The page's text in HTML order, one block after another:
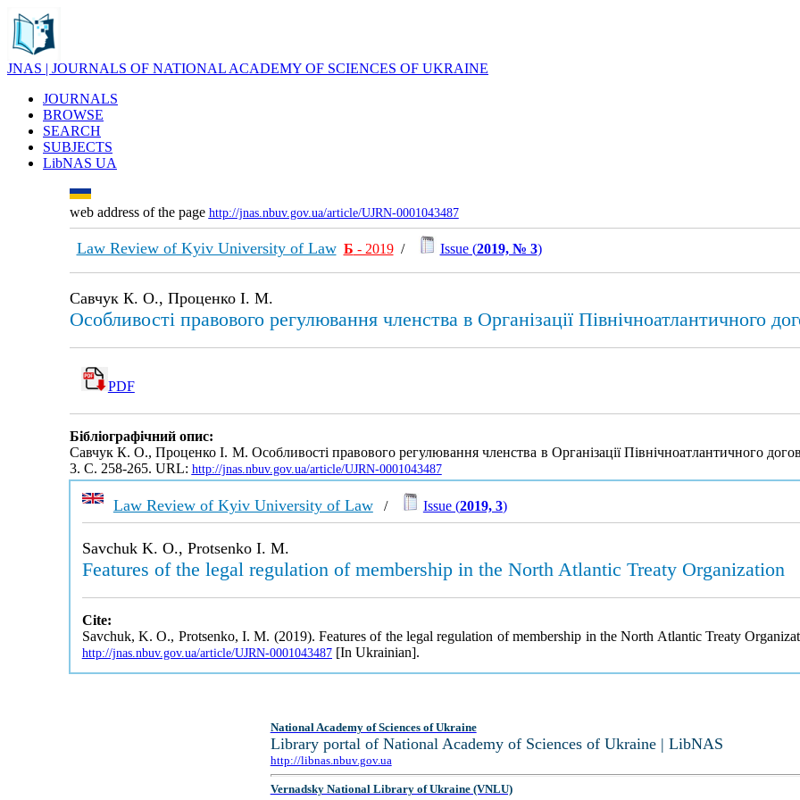
JNAS | JOURNALS OF NATIONAL ACADEMY OF SCIENCES OF UKRAINE
JOURNALS
BROWSE
SEARCH
SUBJECTS
LibNAS UA
web address of the page http://jnas.nbuv.gov.ua/article/UJRN-0001043487
Law Review of Kyiv University of Law Б - 2019/ Issue (2019, № 3)
Савчук К. О., Проценко І. М.
Особливості правового регулювання членства в Організації Північноатлантичного
PDF
Бібліографічний опис:
Савчук К. О., Проценко І. М. Особливості правового регулювання членства в Організації Північноатлантичного
3. С. 258-265. URL: http://jnas.nbuv.gov.ua/article/UJRN-0001043487
Law Review of Kyiv University of Law/ Issue (2019, 3)
Savchuk K. O., Protsenko I. M.
Features of the legal regulation of membership in the North Atlantic Treaty Organization
Cite:
Savchuk, K. O., Protsenko, I. M. (2019). Features of the legal regulation of membership in the North Atlantic Treaty
http://jnas.nbuv.gov.ua/article/UJRN-0001043487[In Ukrainian].
National Academy of Sciences of Ukraine
Library portal of National Academy of Sciences of Ukraine | LibNAS
http://libnas.nbuv.gov.ua
Vernadsky National Library of Ukraine (VNLU)